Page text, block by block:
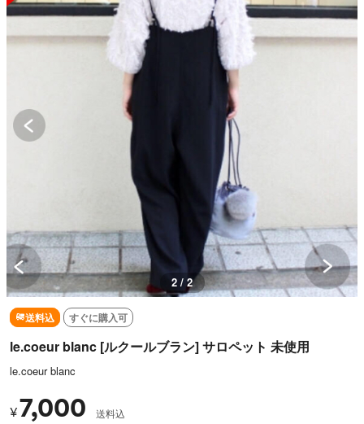
2 / 2
送料込 すぐに購入可
le.coeur blanc [ルクールブラン] サロペット 未使用
le.coeur blanc
¥7,000 送料込